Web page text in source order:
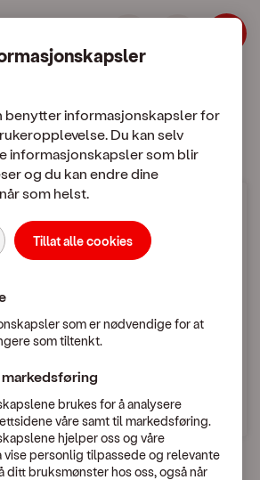
| OneCall
Norge til utlandet
ringer eller sender SMS / MMS
benytter informasjonskapsler for
Du kan selv
informasjonskapsler som blir
og du kan endre dine
når som helst.
Tillat alle cookies
som er nødvendige for at
som tiltenkt.
brukes for å analysere
våre samt til markedsføring.
hjelper oss og våre
vise personlig tilpassede og relevante
ditt bruksmønster hos oss, også når